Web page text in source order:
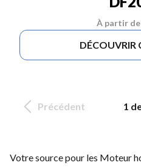
À partir de
DÉCOUVRIR
Précédent 1
Votre source pour les Moteur